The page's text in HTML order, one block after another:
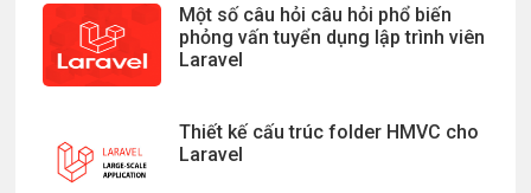
Một số câu hỏi câu hỏi phổ biến
phỏng vấn tuyển dụng lập trình viên
Laravel
Thiết kế cấu trúc folder HMVC cho
Laravel